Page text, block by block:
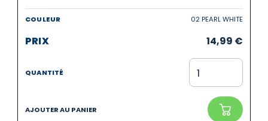
02 PEARL WHITE
14,99 €